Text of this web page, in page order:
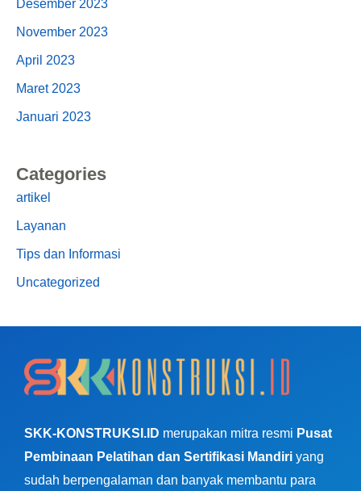
Desember 2023
November 2023
April 2023
Maret 2023
Januari 2023
Categories
artikel
Layanan
Tips dan Informasi
Uncategorized
SKK-KONSTRUKSI.ID merupakan mitra resmi Pusat
Pembinaan Pelatihan dan Sertifikasi Mandiri yang
sudah berpengalaman dan banyak membantu para